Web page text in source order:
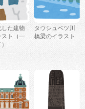
た建物
スト（一
タウシュベツ川
橋梁のイラスト